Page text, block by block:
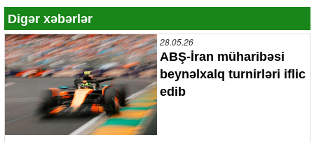
Digər xəbərlər
28.05.26
ABŞ-İran müharibəsi
beynəlxalq turnirləri iflic
edib